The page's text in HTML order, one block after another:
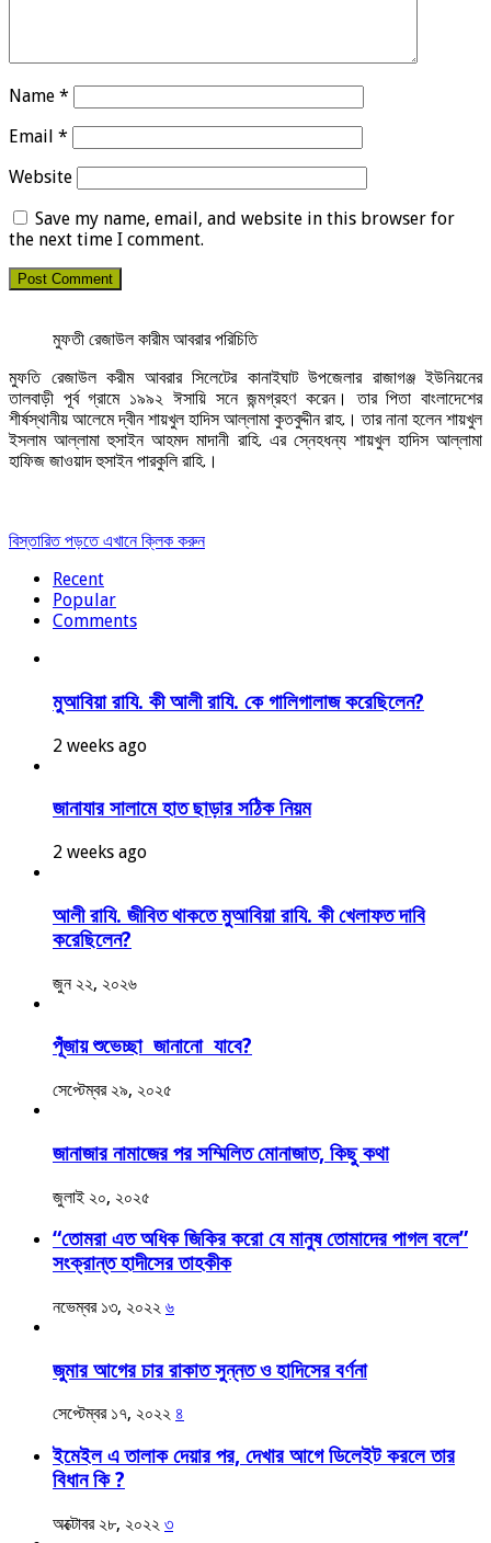
Name *
Email *
Website
Save my name, email, and website in this browser for
the next time I comment.
মুফতী রেজাউল কারীম আবরার পরিচিতি
মুফতি রেজাউল করীম আবরার সিলেটের কানাইঘাট উপজেলার রাজাগঞ্জ ইউনিয়নের
তালবাড়ী পূর্ব গ্রামে ১৯৯২ ঈসায়ি সনে জন্মগ্রহণ করেন। তার পিতা বাংলাদেশের
শীর্ষস্থানীয় আলেমে দ্বীন শায়খুল হাদিস আল্লামা কুতবুদ্দীন রাহ.। তার নানা হলেন শায়খুল
ইসলাম আল্লামা হুসাইন আহমদ মাদানী রাহি. এর স্নেহধন্য শায়খুল হাদিস আল্লামা
হাফিজ জাওয়াদ হুসাইন পারকুলি রাহি.।
বিস্তারিত পড়তে এখানে ক্লিক করুন
Recent
Popular
Comments
মুআবিয়া রাযি. কী আলী রাযি. কে গালিগালাজ করেছিলেন?
2 weeks ago
জানাযার সালামে হাত ছাড়ার সঠিক নিয়ম
2 weeks ago
আলী রাযি. জীবিত থাকতে মুআবিয়া রাযি. কী খেলাফত দাবি
করেছিলেন?
জুন ২২, ২০২৬
পূঁজায় শুভেচ্ছা জানানো যাবে?
সেপ্টেম্বর ২৯, ২০২৫
জানাজার নামাজের পর সম্মিলিত মোনাজাত, কিছু কথা
জুলাই ২০, ২০২৫
“তোমরা এত অধিক জিকির করো যে মানুষ তোমাদের পাগল বলে”
সংক্রান্ত হাদীসের তাহকীক
নভেম্বর ১৩, ২০২২ ৬
জুমার আগের চার রাকাত সুন্নত ও হাদিসের বর্ণনা
সেপ্টেম্বর ১৭, ২০২২ ৪
ইমেইল এ তালাক দেয়ার পর, দেখার আগে ডিলেইট করলে তার
বিধান কি ?
অক্টোবর ২৮, ২০২২ ৩